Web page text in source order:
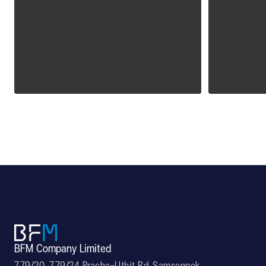
BFM Company Limited